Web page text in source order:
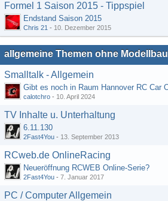
Formel 1 Saison 2015 - Tippspiel
Endstand Saison 2015
Chris 21 - 10. Dezember 2015
allgemeine Themen ohne Modellbau
Smalltalk - Allgemein
calotchro - 10. April 2024
TV Inhalte u. Unterhaltung
6.11.130
2Fast4You - 13. September 2013
RCweb.de OnlineRacing
Neueröffnung RCWEB Online-Serie?
2Fast4You - 7. Januar 2017
PC / Computer Allgemein